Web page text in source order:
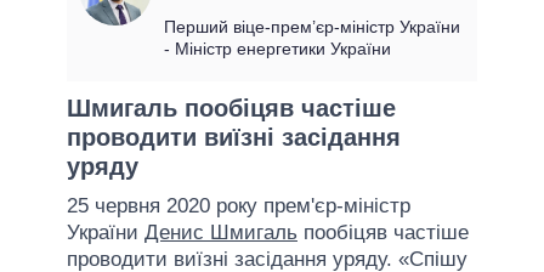
ОГЛЯДИ
ДАЙДЖЕСТИ
ПРЕЗИДЕНТ І ОФІС
ВЕРХОВНА РАДА
ГОЛОВИ ОБЛАДМІНІСТРАЦІЙ
МЕРИ МІСТ
ВСІ ПЕРСОНИ
ВІДЕО
ПОРІВНЯННЯ ПОЛІТИКІВ
Перший віце-прем’єр-міністр України
- Міністр енергетики України
Шмигаль пообіцяв частіше
проводити виїзні засідання
уряду
25 червня 2020 року прем'єр-міністр
України Денис Шмигаль пообіцяв частіше
проводити виїзні засідання уряду. «Спішу